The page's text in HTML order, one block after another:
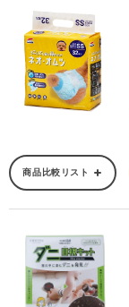
商品比較リスト